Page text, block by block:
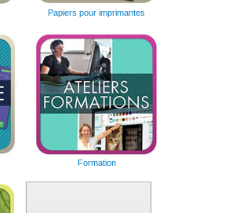
Papiers pour imprimantes
Formation